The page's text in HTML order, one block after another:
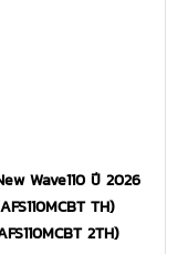
Wave110 ปี 2026
TH)
2TH)